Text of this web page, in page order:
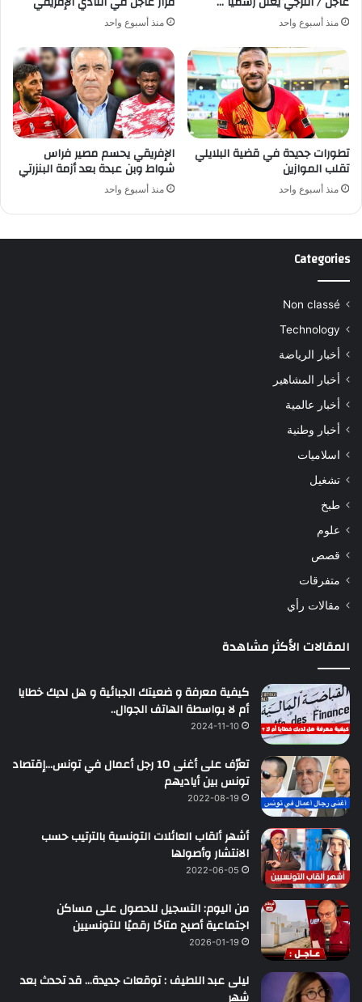
منذ أسبوع واحد منذ أسبوع واحد
تطورات جديدة في قضية البلايلي
تقلب الموازين
منذ أسبوع واحد
الإفريقي يحسم مصير فراس
شواط وبن عبدة بعد أزمة البنزرتي
منذ أسبوع واحد
Categories
Non classé
Technology
أخبار الرياضة
أخبار المشاهير
أخبار عالمية
أخبار وطنية
اسلاميات
تشغيل
طبخ
علوم
قصص
متفرقات
مقالات رأي
المقالات الأكثر مشاهدة
كيفية معرفة و ضعيتك الجبائية و هل لديك خطايا
أم لا بواسطة الهاتف الجوال..
2024-11-10
تعرّف على أغنى 10 رجل أعمال في تونس…إقتصاد
تونس بين أياديهم
2022-08-19
أشهر ألقاب العائلات التونسية بالترتيب حسب
الانتشار وأصولها
2022-06-05
من اليوم: التسجيل للحصول على مساكن
اجتماعية أصبح متاحًا رقميًا للتونسيين
2026-01-19
ليلى عبد اللطيف : توقعات جديدة… قد تحدث بعد